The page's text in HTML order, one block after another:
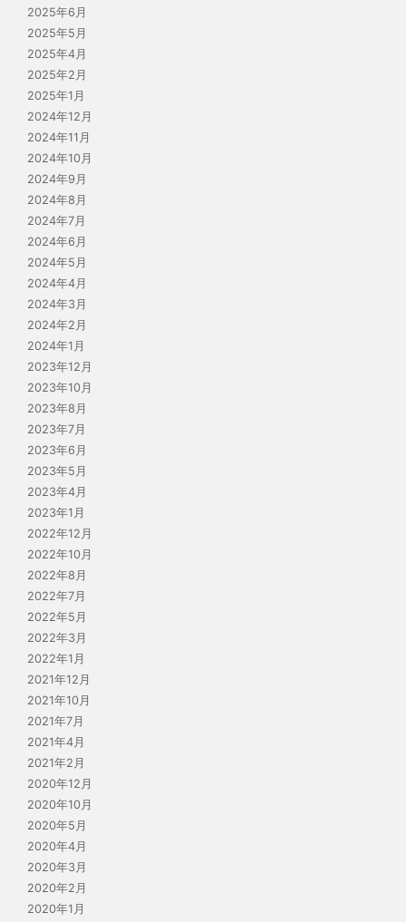
2025年6月
2025年5月
2025年4月
2025年2月
2025年1月
2024年12月
2024年11月
2024年10月
2024年9月
2024年8月
2024年7月
2024年6月
2024年5月
2024年4月
2024年3月
2024年2月
2024年1月
2023年12月
2023年10月
2023年8月
2023年7月
2023年6月
2023年5月
2023年4月
2023年1月
2022年12月
2022年10月
2022年8月
2022年7月
2022年5月
2022年3月
2022年1月
2021年12月
2021年10月
2021年7月
2021年4月
2021年2月
2020年12月
2020年10月
2020年5月
2020年4月
2020年3月
2020年2月
2020年1月